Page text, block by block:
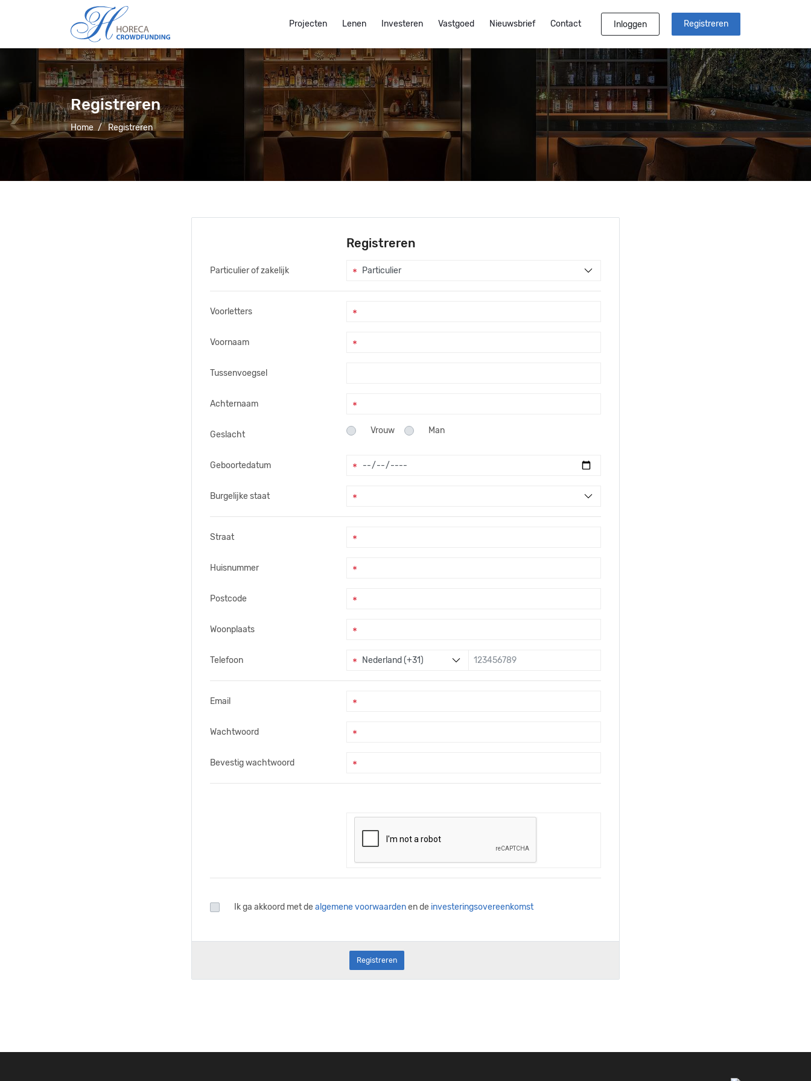
Projecten Lenen Investeren Vastgoed Nieuwsbrief Contact Inloggen Registreren
Registreren
Home / Registreren
Registreren
Particulier of zakelijk
Voorletters
Voornaam
Tussenvoegsel
Achternaam
Geslacht Vrouw Man
Geboortedatum
Burgelijke staat
Straat
Huisnummer
Postcode
Woonplaats
Telefoon
Email
Wachtwoord
Bevestig wachtwoord
Ik ga akkoord met dealgemene voorwaardenen de investeringsovereenkomst
Registreren